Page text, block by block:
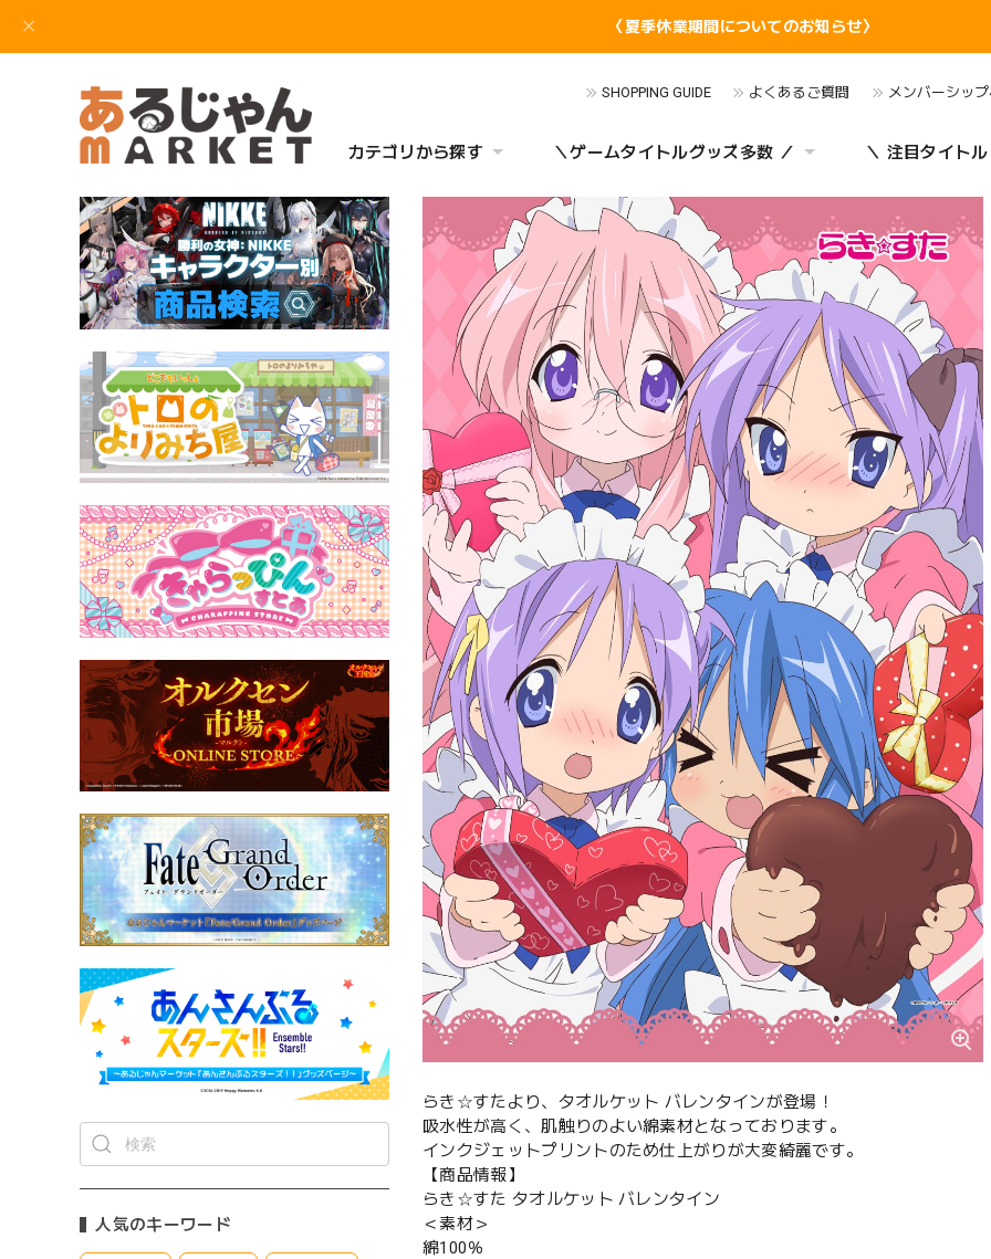
〈夏季休業期間についてのお知らせ〉
SHOPPING GUIDE よくあるご質問 メンバーシッ
カテゴリから探す ＼ゲームタイトルグッズ多数 ／ ＼ 注目タイト
人気のキーワード
らき☆すたより、タオルケット バレンタインが登場！
吸水性が高く、肌触りのよい綿素材となっております。
インクジェットプリントのため仕上がりが大変綺麗です。
【商品情報】
らき☆すた タオルケット バレンタイン
＜素材＞
綿100％